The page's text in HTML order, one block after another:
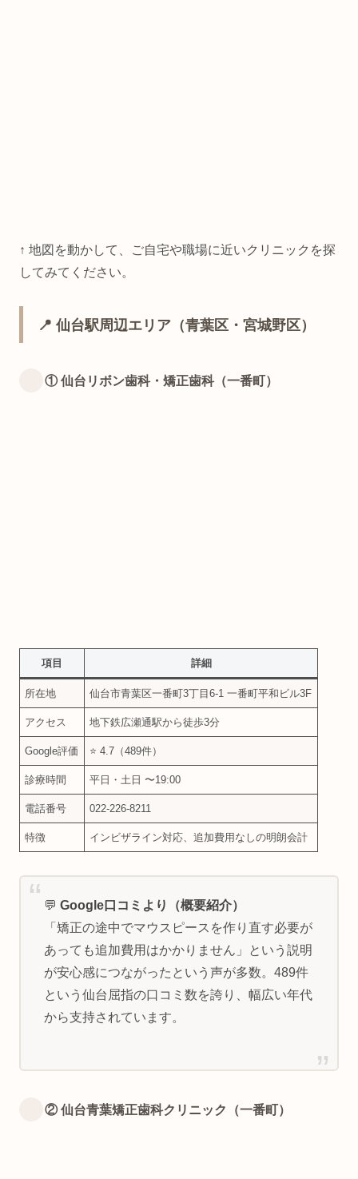
↑ 地図を動かして、ご自宅や職場に近いクリニックを探
してみてください。
📍 仙台駅周辺エリア（青葉区・宮城野区）
① 仙台リボン歯科・矯正歯科（一番町）
項目 詳細
所在地 仙台市青葉区一番町3丁目6-1 一番町平和ビル3F
アクセス 地下鉄広瀬通駅から徒歩3分
Google評価 ⭐ 4.7（489件）
診療時間 平日・土日 〜19:00
電話番号 022-226-8211
特徴 インビザライン対応、追加費用なしの明朗会計
💬 Google口コミより（概要紹介）
「矯正の途中でマウスピースを作り直す必要が
あっても追加費用はかかりません」という説明
が安心感につながったという声が多数。489件
という仙台屈指の口コミ数を誇り、幅広い年代
から支持されています。
② 仙台青葉矯正歯科クリニック（一番町）